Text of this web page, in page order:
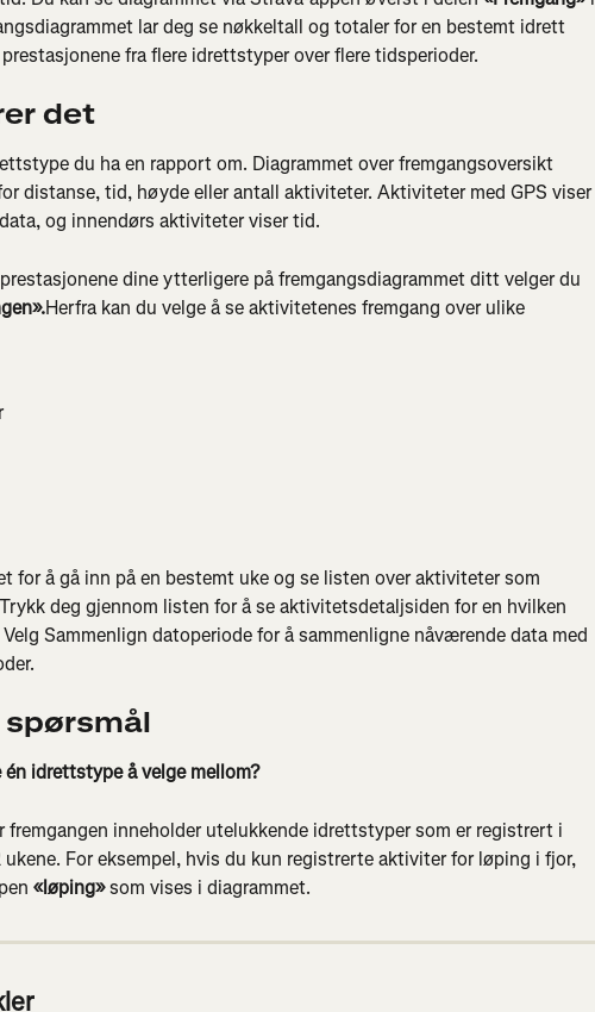
lar deg se nøkkeltall og totaler for en bestemt idrett
fra flere idrettstyper over flere tidsperioder.
det
du ha en rapport om. Diagrammet over fremgangsoversikt
distanse, tid, høyde eller antall aktiviteter. Aktiviteter med GPS viser
og innendørs aktiviteter viser tid.
dine ytterligere på fremgangsdiagrammet ditt velger du
Herfra kan du velge å se aktivitetenes fremgang over ulike
for å gå inn på en bestemt uke og se listen over aktiviteter som
deg gjennom listen for å se aktivitetsdetaljsiden for en hvilken
Sammenlign datoperiode for å sammenligne nåværende data med
én idrettstype å velge mellom?
fremgangen inneholder utelukkende idrettstyper som er registrert i
For eksempel, hvis du kun registrerte aktiviter for løping i fjor,
«løping» som vises i diagrammet.